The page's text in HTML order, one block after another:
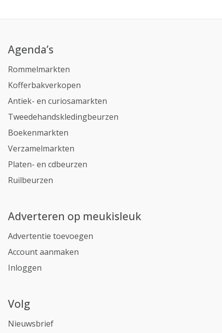
Agenda’s
Rommelmarkten
Kofferbakverkopen
Antiek- en curiosamarkten
Tweedehandskledingbeurzen
Boekenmarkten
Verzamelmarkten
Platen- en cdbeurzen
Ruilbeurzen
Adverteren op meukisleuk
Advertentie toevoegen
Account aanmaken
Inloggen
Volg
Nieuwsbrief